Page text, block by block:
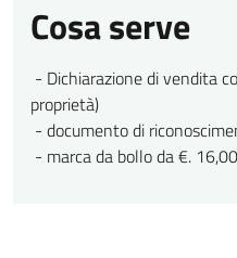
Cosa serve
- Dichiarazione di vendita
proprietà)
- documento di
- marca da bollo da €. 16,00